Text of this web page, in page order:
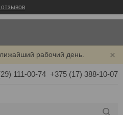
отзывов
рабочий день.
111-00-74 +375 (17) 388-10-07